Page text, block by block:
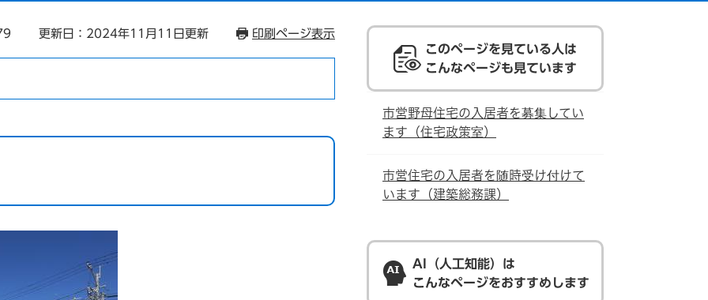
更新日：2024年11月11日更新 印刷ページ表示
このページを見ている人は
こんなページも見ています
市営野母住宅の入居者を募集してい
ます（住宅政策室）
市営住宅の入居者を随時受け付けて
います（建築総務課）
AI（人工知能）は
こんなページをおすすめします